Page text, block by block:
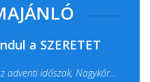
a SZERETET
adventi időszak, Nagykőrös